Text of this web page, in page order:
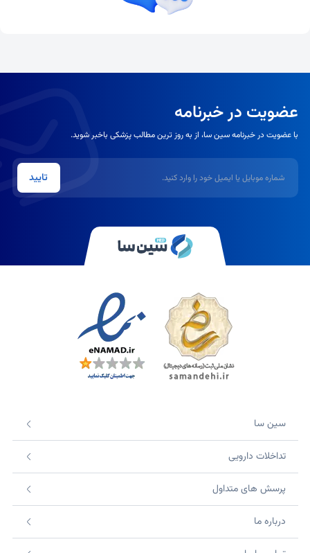
عضویت در خبرنامه
با عضویت در خبرنامه سین سا، از به روز ترین مطالب پزشکی باخبر شوید.
تایید
سین سا
تداخلات دارویی
پرسش های متداول
درباره ما